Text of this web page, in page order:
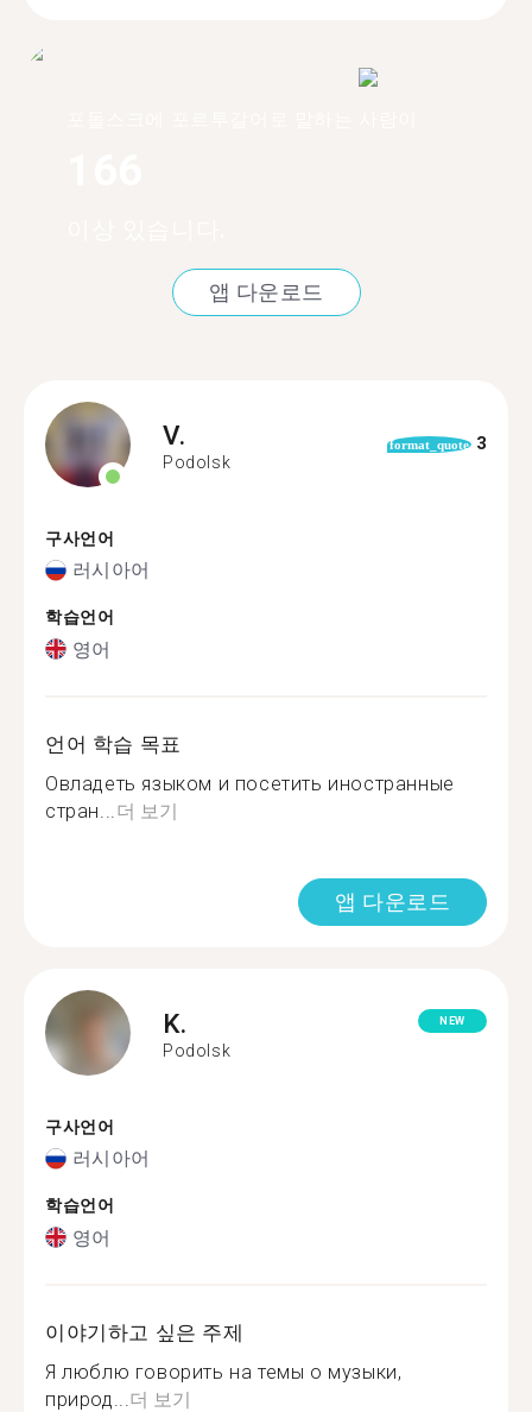
앱 다운로드
V.
Podolsk
format_quote 3
구사언어
러시아어
학습언어
영어
언어 학습 목표
Овладеть языком и посетить иностранные
стран... 더 보기
앱 다운로드
K.
Podolsk
NEW
구사언어
러시아어
학습언어
영어
이야기하고 싶은 주제
Я люблю говорить на темы о музыки,
природ... 더 보기